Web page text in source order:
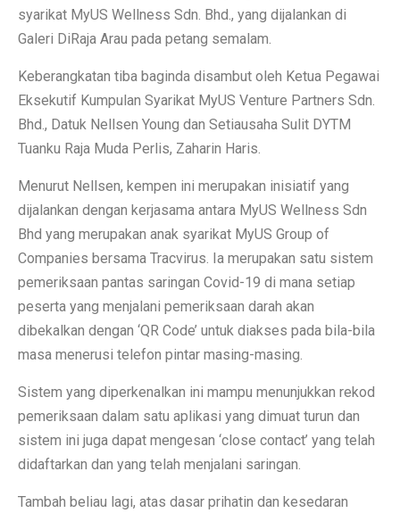
syarikat MyUS Wellness Sdn. Bhd., yang dijalankan di
Galeri DiRaja Arau pada petang semalam.
Keberangkatan tiba baginda disambut oleh Ketua Pegawai
Eksekutif Kumpulan Syarikat MyUS Venture Partners Sdn.
Bhd., Datuk Nellsen Young dan Setiausaha Sulit DYTM
Tuanku Raja Muda Perlis, Zaharin Haris.
Menurut Nellsen, kempen ini merupakan inisiatif yang
dijalankan dengan kerjasama antara MyUS Wellness Sdn
Bhd yang merupakan anak syarikat MyUS Group of
Companies bersama Tracvirus. Ia merupakan satu sistem
pemeriksaan pantas saringan Covid-19 di mana setiap
peserta yang menjalani pemeriksaan darah akan
dibekalkan dengan ‘QR Code’ untuk diakses pada bila-bila
masa menerusi telefon pintar masing-masing.
Sistem yang diperkenalkan ini mampu menunjukkan rekod
pemeriksaan dalam satu aplikasi yang dimuat turun dan
sistem ini juga dapat mengesan ‘close contact’ yang telah
didaftarkan dan yang telah menjalani saringan.
Tambah beliau lagi, atas dasar prihatin dan kesedaran